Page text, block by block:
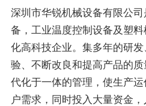
深圳市华锐机械设备有限公
备，工业温度控制设备及塑
化高科技企业。集多年的研
验、不断改良和提高产品的
代化于一体的管理，使生产
户需求，同时投入大量资金